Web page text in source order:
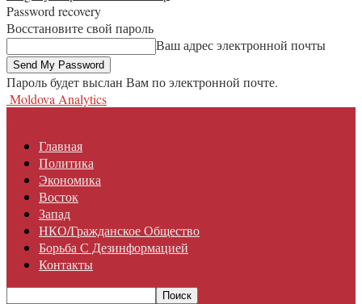
Password recovery
Восстановите свой пароль
Ваш адрес электронной почты
Пароль будет выслан Вам по электронной почте.
Moldova Analytics
Главная
Политика
Экономика
Восток
Запад
НКО/гражданское Общество
Борьба С Дезинформацией
Контакты